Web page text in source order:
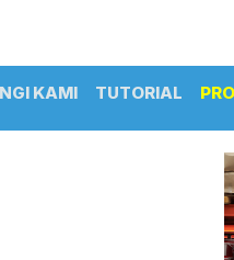
KAMI TUTORIAL